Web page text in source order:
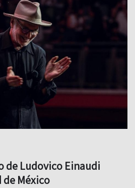
de Ludovico Einaudi
de México